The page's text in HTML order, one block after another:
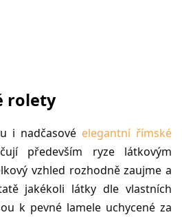
rolety
i nadčasové elegantní římské
především ryze látkovým
vzhled rozhodně zaujme a
jakékoli látky dle vlastních
k pevné lamele uchycené za